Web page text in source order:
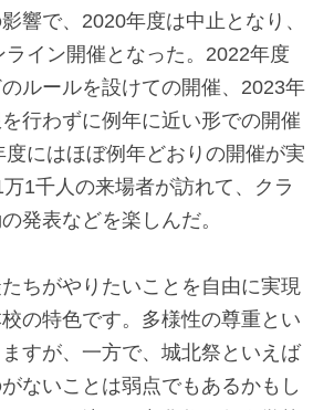
響で、2020年度は中止となり、
ライン開催となった。2022年度
ルールを設けての開催、2023年
行わずに例年に近い形での開催
度にはほぼ例年どおりの開催が実
1千人の来場者が訪れて、クラ
発表などを楽しんだ。
たちがやりたいことを自由に実現
の特色です。多様性の尊重とい
すが、一方で、城北祭といえば
ないことは弱点でもあるかもし